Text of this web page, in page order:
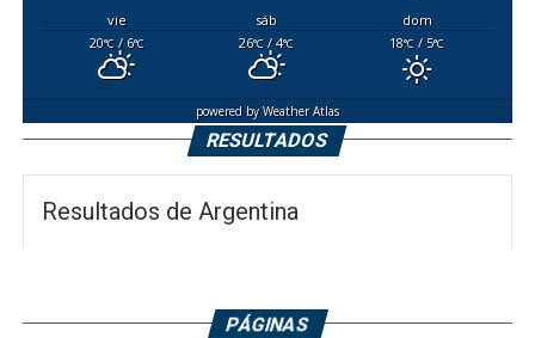
vie sáb
dom
20°C/ 6°C 26°C / 4°C 18°C / 5°C
powered byWeather Atlas
RESULTADOS
Resultados de Argentina
PÁGINAS